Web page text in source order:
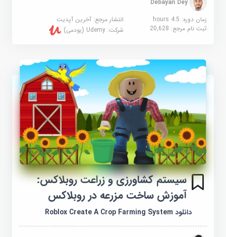
Debayan Dey
زمان دوره: 4.5 hours
انتشار مرجع:آخرین آپدیت
ثبت نام مرجع:20,628 شرکت:Udemy (یودمی)
سیستم کشاورزی و زراعت روبلاکس:
آموزش ساخت مزرعه در روبلاکس
دانلود Roblox Create A Crop Farming System